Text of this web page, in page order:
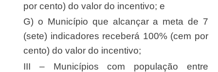
por cento) do valor do incentivo; e
g) o Município que alcançar a meta de 7
(sete) indicadores receberá 100% (cem por
cento) do valor do incentivo;
III – Municípios com população entre